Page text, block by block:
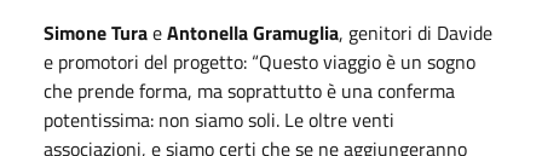
Simone TuraeAntonella Gramuglia, genitori di Davide
e promotori del progetto: “Questo viaggio è un sogno
che prende forma, ma soprattutto è una conferma
potentissima: non siamo soli. Le oltre venti
associazioni, e siamo certi che se ne aggiungeranno